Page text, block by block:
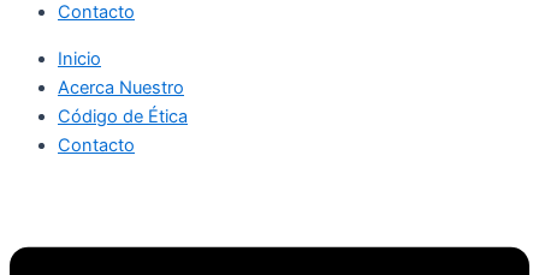
Contacto
Inicio
Acerca Nuestro
Código de Ética
Contacto